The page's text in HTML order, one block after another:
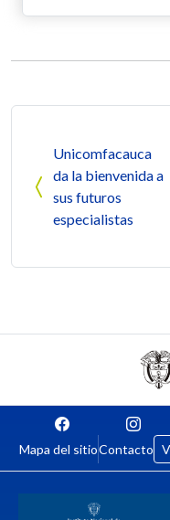
Unicomfacauca
da la bienvenida a
sus futuros
especialistas
Mapa del sitioContacto